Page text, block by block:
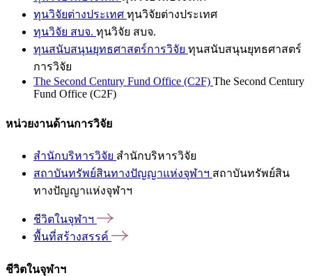
ทุนวิจัยต่างประเทศ ทุนวิจัยต่างประเทศ
ทุนวิจัย สบจ. ทุนวิจัย สบจ.
ทุนสนับสนุนยุทธศาสตร์การวิจัย ทุนสนับสนุนยุทธศาสตร์
การวิจัย
The Second Century Fund Office (C2F) The Second Century
Fund Office (C2F)
หน่วยงานด้านการวิจัย
สำนักบริหารวิจัย สำนักบริหารวิจัย
สถาบันทรัพย์สินทางปัญญาแห่งจุฬาฯ สถาบันทรัพย์สิน
ทางปัญญาแห่งจุฬาฯ
ชีวิตในจุฬาฯ
พื้นที่สร้างสรรค์
ชีวิตในจุฬาฯ